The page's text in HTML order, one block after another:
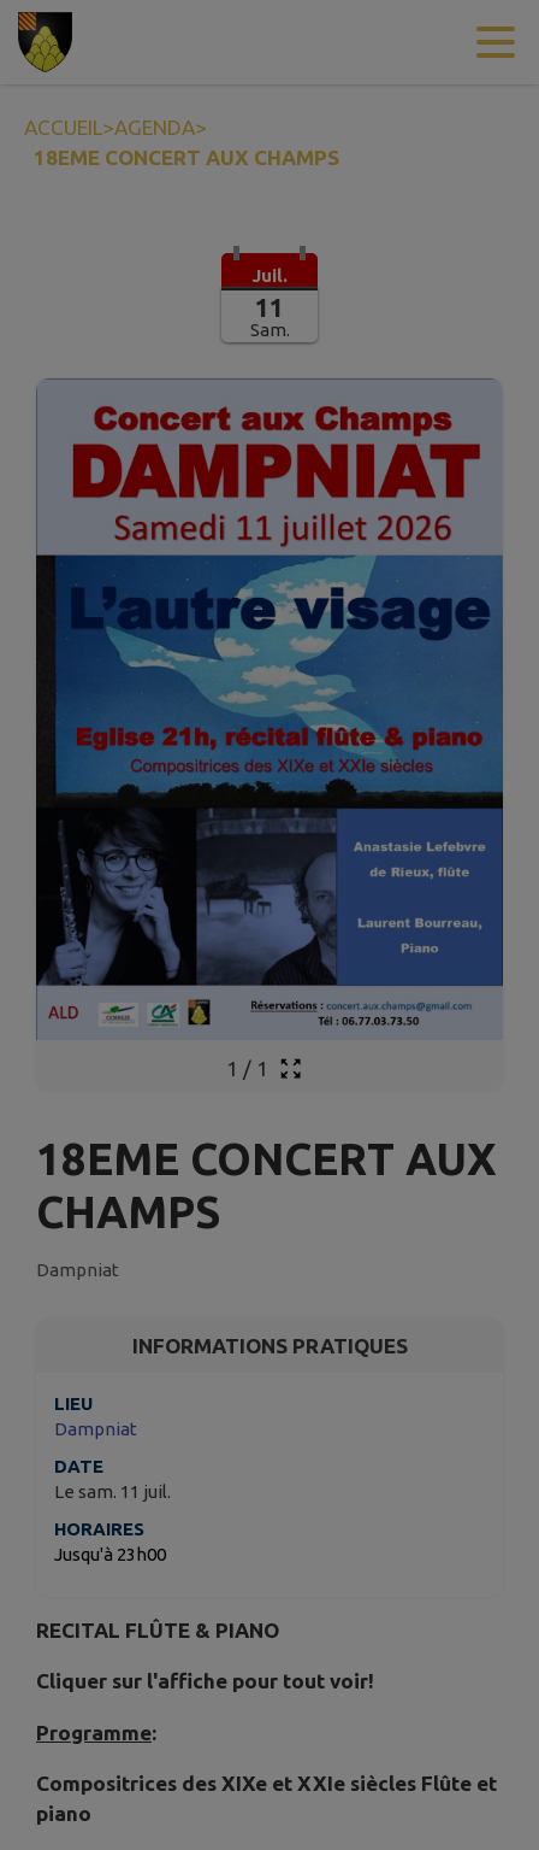
Contenu
ACCUEIL>AGENDA>
18EME CONCERT AUX CHAMPS
Juil.
11
Sam.
1 / 1
18EME CONCERT AUX
CHAMPS
Dampniat
INFORMATIONS PRATIQUES
LIEU
Dampniat
DATE
Le sam. 11 juil.
HORAIRES
Jusqu'à 23h00
RECITAL FLÛTE & PIANO
Cliquer sur l'affiche pour tout voir!
Programme:
Compositrices des XIXe et XXIe siècles Flûte et
piano